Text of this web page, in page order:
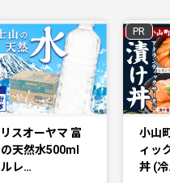
スオーヤマ 富
天然水500ml
レ…
PR
小山
ィッ
丼 (